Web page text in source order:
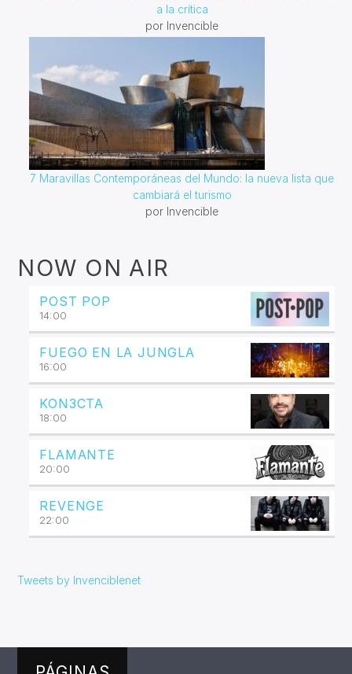
a la crítica
por Invencible
7 Maravillas Contemporáneas del Mundo: la nueva lista que
cambiará el turismo
por Invencible
NOW ON AIR
POST POP
14:00
FUEGO EN LA JUNGLA
16:00
KON3CTA
18:00
FLAMANTE
20:00
REVENGE
22:00
Tweets by Invenciblenet